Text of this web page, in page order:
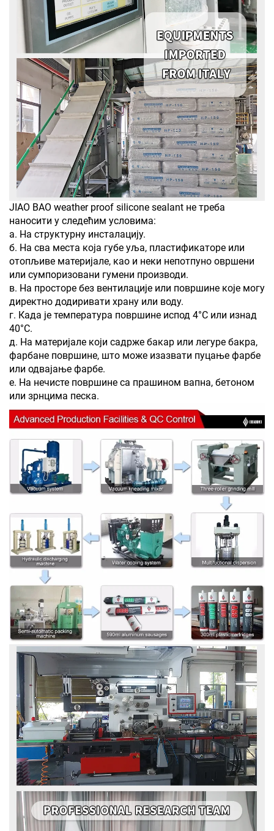
JIAO BAO weather proof silicone sealant не треба
наносити у следећим условима:
а. На структурну инсталацију.
б. На сва места која губе уља, пластификаторе или
отопљиве материјале, као и неки непотпуно овршени
или сумпоризовани гумени производи.
в. На просторе без вентилације или површине које могу
директно додиривати храну или воду.
г. Када је температура површине испод 4°C или изнад
40°C.
д. На материјале који садрже бакар или легуре бакра,
фарбане површине, што може изазвати пуцање фарбе
или одвајање фарбе.
е. На нечисте површине са прашином вапна, бетоном
или зрнцима песка.